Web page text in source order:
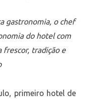
gastronomia, o chef
do hotel com
frescor, tradição e
primeiro hotel de